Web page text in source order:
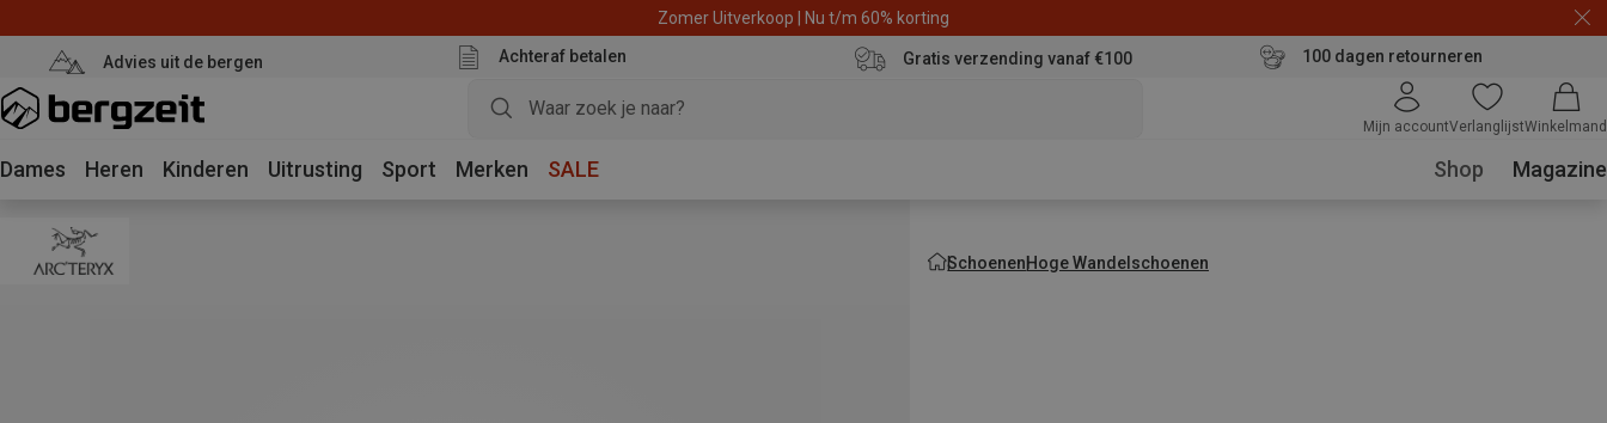
Zomer Uitverkoop | Nu t/m 60% korting
Advies uit de bergen Achteraf betalen Gratis verzending vanaf €100 100 dagen retourneren
Mijn accountVerlanglijstWinkelmand
Dames Heren Kinderen Uitrusting Sport Merken SALE Shop Magazine
SchoenenHoge Wandelschoenen